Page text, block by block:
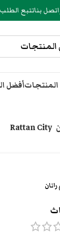
اتصل بناتتبع الطلب
أفضل
Rattan City